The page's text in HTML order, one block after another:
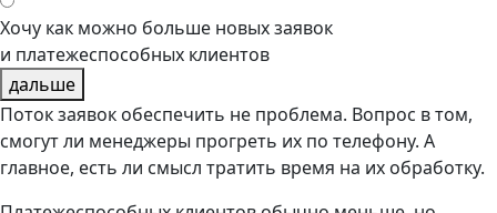
Хочу как можно больше новых заявок
и платежеспособных клиентов
дальше
Поток заявок обеспечить не проблема. Вопрос в том,
смогут ли менеджеры прогреть их по телефону. А
главное, есть ли смысл тратить время на их обработку.